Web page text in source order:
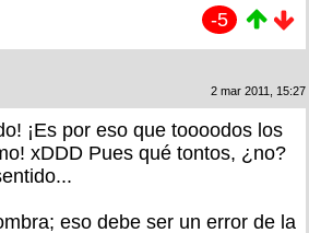
-5
2 mar 2011, 15:27
¡Es por eso que toooodos los
xDDD Pues qué tontos, ¿no?
eso debe ser un error de la